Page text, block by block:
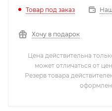
Товар под заказ
Хочу в подарок
Цена действительна
может отличаться от
Резерв товара